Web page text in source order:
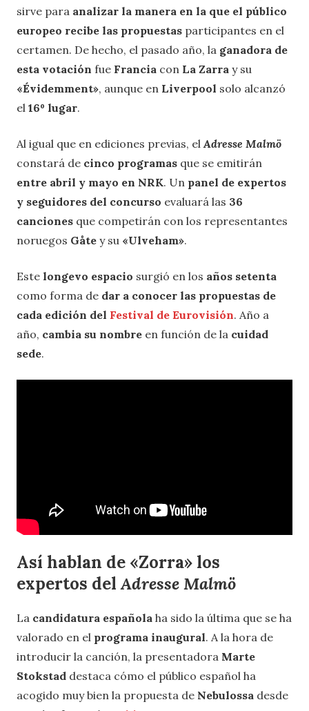
sirve para analizar la manera en la que el público
europeo recibe las propuestas participantes en el
certamen. De hecho, el pasado año, la ganadora de
esta votación fue Francia con La Zarra y su
«Évidemment», aunque en Liverpool solo alcanzó
el 16º lugar.
Al igual que en ediciones previas, elAdresse Malmö
constará de cinco programas que se emitirán
entre abril y mayo en NRK. Un panel de expertos
y seguidores del concurso evaluará las 36
canciones que competirán con los representantes
noruegos Gåte y su «Ulveham».
Este longevo espacio surgió en los años setenta
como forma de dar a conocer las propuestas de
cada edición del Festival de Eurovisión. Año a
año, cambia su nombre en función de la cuidad
sede.
Así hablan de «Zorra» los
expertos delAdresse Malmö
La candidatura española ha sido la última que se ha
valorado en el programa inaugural. A la hora de
introducir la canción, la presentadora Marte
Stokstad destaca cómo el público español ha
acogido muy bien la propuesta de Nebulossa desde